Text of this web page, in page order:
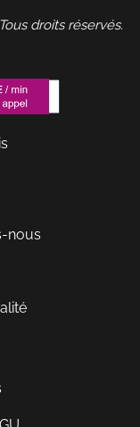
droits réservés.
nous